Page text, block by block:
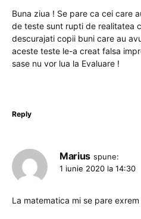
Buna ziua ! Se pare ca cei care
de teste sunt rupti de realitatea
descurajati copii buni care au
aceste teste le-a creat falsa
sase nu vor lua la Evaluare !
Reply
Marius spune:
1 iunie 2020 la 14:30
La matematica mi se pare